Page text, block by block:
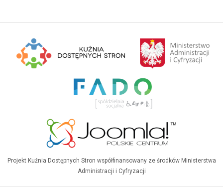
Projekt Kuźnia Dostępnych Stron współfinansowany ze środków Ministerstwa
Administracji i Cyfryzacji